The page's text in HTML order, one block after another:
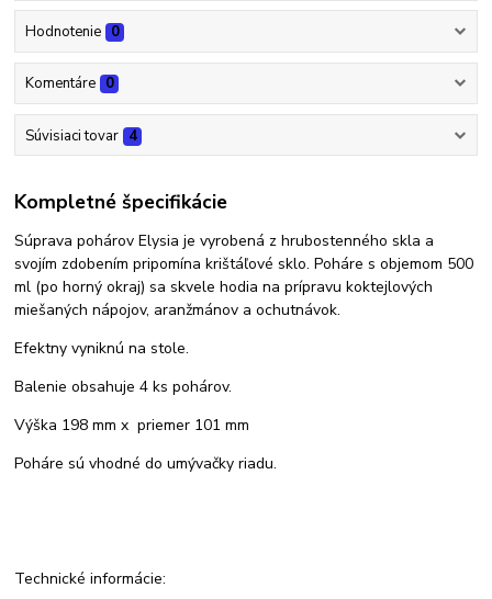
Hodnotenie 0
Komentáre 0
Súvisiaci tovar 4
Kompletné špecifikácie
Súprava pohárov Elysia je vyrobená z hrubostenného skla a
svojím zdobením pripomína krištáľové sklo. Poháre s objemom 500
ml (po horný okraj) sa skvele hodia na prípravu koktejlových
miešaných nápojov, aranžmánov a ochutnávok.
Efektny vyniknú na stole.
Balenie obsahuje 4 ks pohárov.
Výška 198 mm x priemer 101 mm
Poháre sú vhodné do umývačky riadu.
Technické informácie: